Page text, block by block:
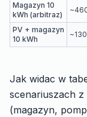
Magazyn 10
kWh (arbitraz)
PV + magazyn
10 kWh
Jak widac w
scenariuszach
(magazyn,